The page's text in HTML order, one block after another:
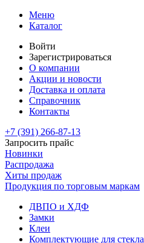
Меню
Каталог
Войти
Зарегистрироваться
О компании
Акции и новости
Доставка и оплата
Справочник
Контакты
+7 (391) 266-87-13
Запросить прайс
Новинки
Распродажа
Хиты продаж
Продукция по торговым маркам
ДВПО и ХДФ
Замки
Клеи
Комплектующие для стекла